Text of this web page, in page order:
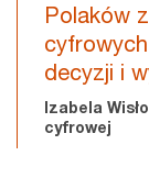
Polaków
decyzji i
Izabela
cyfrowej